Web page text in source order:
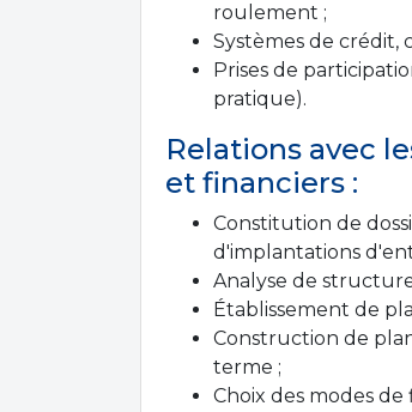
roulement ;
Systèmes de crédit,
Prises de
pratique).
Relations avec
et financiers :
Constitution de
d'implantations
Analyse de
Établissement de
Construction de
terme ;
Choix des modes